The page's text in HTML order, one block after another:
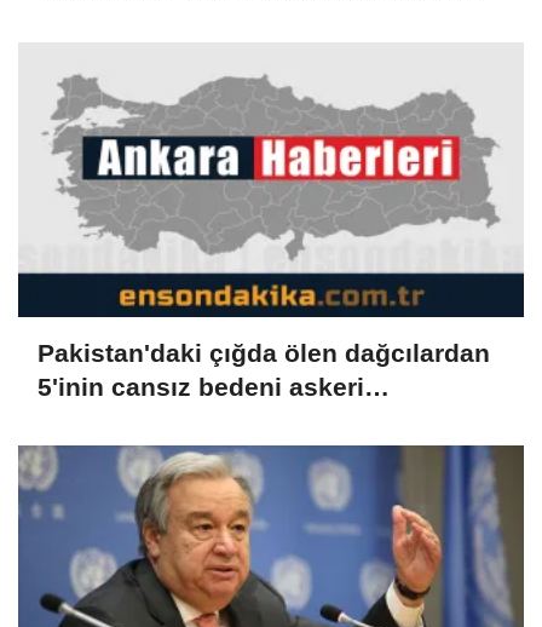
Pakistan'daki çığda ölen dağcılardan
5'inin cansız bedeni askeri